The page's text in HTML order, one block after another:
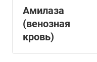
Амилаза
(венозная
кровь)